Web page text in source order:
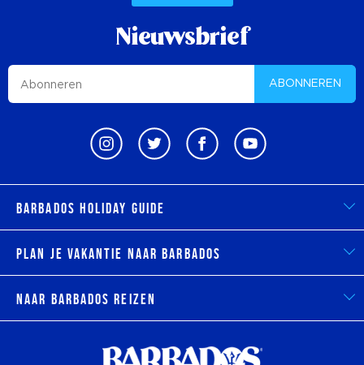
Nieuwsbrief
ABONNEREN
Barbados Holiday Guide
Plan je vakantie naar Barbados
Naar Barbados reizen